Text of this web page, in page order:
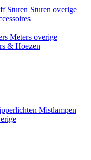
Sturen Sturen overige
Meters overige
& Hoezen
Mistlampen